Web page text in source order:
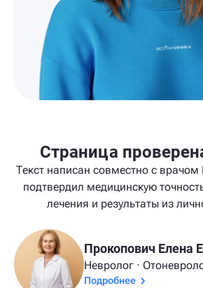
Страница
Текст написан совместно с
подтвердил медицинскую
лечения и результаты из
Прокопович Елена
Невролог ·
Подробнее